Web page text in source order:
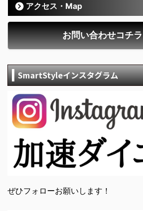
アクセス・Map
お問い合わせコチラ
SmartStyleインスタグラム
ぜひフォローお願いします！